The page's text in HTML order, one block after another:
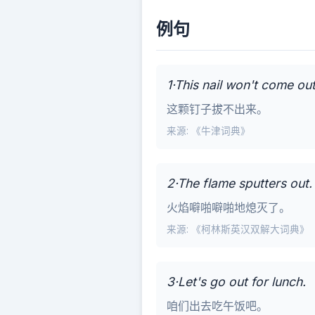
例句
1·This nail won't come
这颗钉子拔不出来。
来源: 《牛津词典》
2·The flame sputters out.
火焰噼啪噼啪地熄灭了。
来源: 《柯林斯英汉双解大词典》
3·Let's go out for lunch.
咱们出去吃午饭吧。